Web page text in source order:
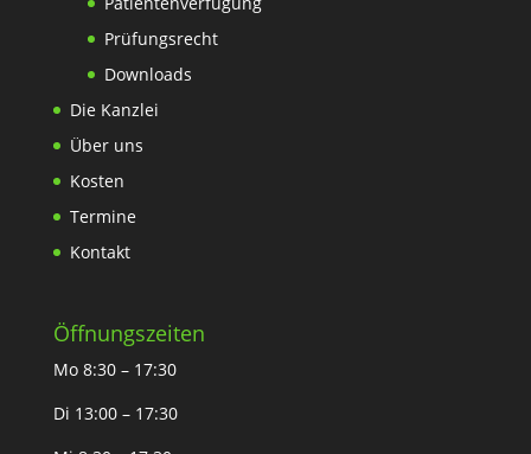
Prüfungsrecht
Downloads
Die Kanzlei
Über uns
Kosten
Termine
Kontakt
Öffnungszeiten
Mo 8:30 – 17:30
Di 13:00 – 17:30